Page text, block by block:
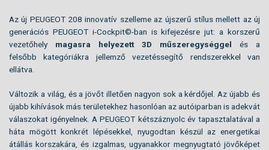
Az új PEUGEOT 208 innovatív szelleme az újszerű stílus mellett az új
generációs PEUGEOT i-Cockpit©-ban is kifejezésre jut: a korszerű
vezetőhely magasra helyezett 3D műszeregységgel és a
felsőbbkategóriákra jellemző vezetéssegítő rendszerekkel van
ellátva.
Változik a világ, és a jövőt illetően nagyon sok a kérdőjel. Az újabb és
újabb kihívások más területekhez hasonlóan az autóiparban is adekvát
válaszokat igényelnek. A PEUGEOT kétszáznyolc év tapasztalatával a
háta mögött konkrét lépésekkel, nyugodtan készül az energetikai
átállás korszakára, és izgalmas, ugyanakkor megnyugtató jövőképet